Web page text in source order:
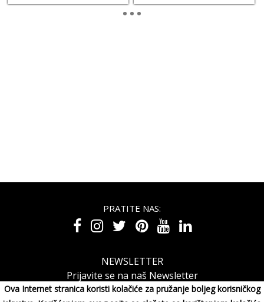
Ova Internet stranica koristi kolačiće za pružanje boljeg korisničkog
PRATITE NAS:
NEWSLETTER
Prijavite se na naš Newsletter